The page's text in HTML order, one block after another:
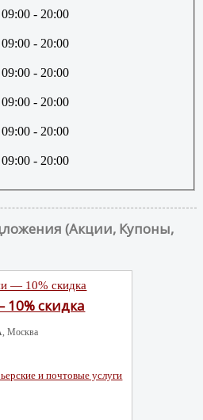
09:00 - 20:00
09:00 - 20:00
09:00 - 20:00
09:00 - 20:00
09:00 - 20:00
09:00 - 20:00
(Акции, Купоны,
скидка
Москва
и почтовые услуги